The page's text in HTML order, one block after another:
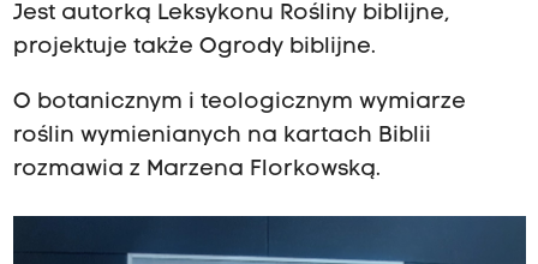
Jest autorką Leksykonu Rośliny biblijne,
projektuje także Ogrody biblijne.
O botanicznym i teologicznym wymiarze
roślin wymienianych na kartach Biblii
rozmawia z Marzena Florkowską.